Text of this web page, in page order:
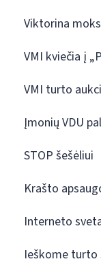
Viktorina
VMI kviečia į
VMI turto
Įmonių VDU
STOP šešėliui
Krašto
Interneto
Ieškome turto